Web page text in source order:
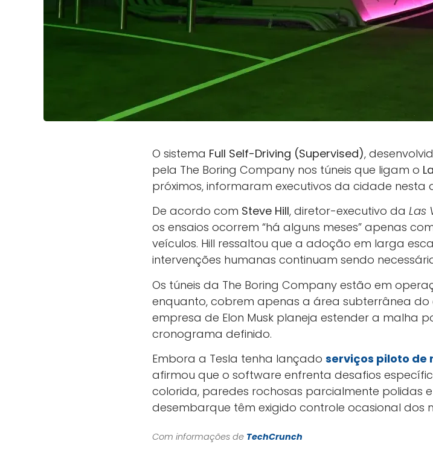
O sistema Full Self-Driving (Supervised),
pela The Boring Company nos túneis que ligam o
próximos, informaram executivos da cidade nesta
De acordo com Steve Hill, diretor-executivo da Las
os ensaios ocorrem “há alguns meses” apenas
veículos. Hill ressaltou que a adoção em larga
intervenções humanas continuam sendo
Os túneis da The Boring Company estão em
enquanto, cobrem apenas a área subterrânea do
empresa de Elon Musk planeja estender a malha
cronograma definido.
Embora a Tesla tenha lançado serviços piloto de
afirmou que o software enfrenta desafios
colorida, paredes rochosas parcialmente polidas
desembarque têm exigido controle ocasional dos
Com informações de TechCrunch